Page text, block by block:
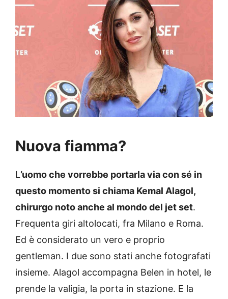
Nuova fiamma?
L’uomo che vorrebbe portarla via con sé in
questo momento si chiama Kemal Alagol,
chirurgo noto anche al mondo del jet set.
Frequenta giri altolocati, fra Milano e Roma.
Ed è considerato un vero e proprio
gentleman. I due sono stati anche fotografati
insieme. Alagol accompagna Belen in hotel, le
prende la valigia, la porta in stazione. E la